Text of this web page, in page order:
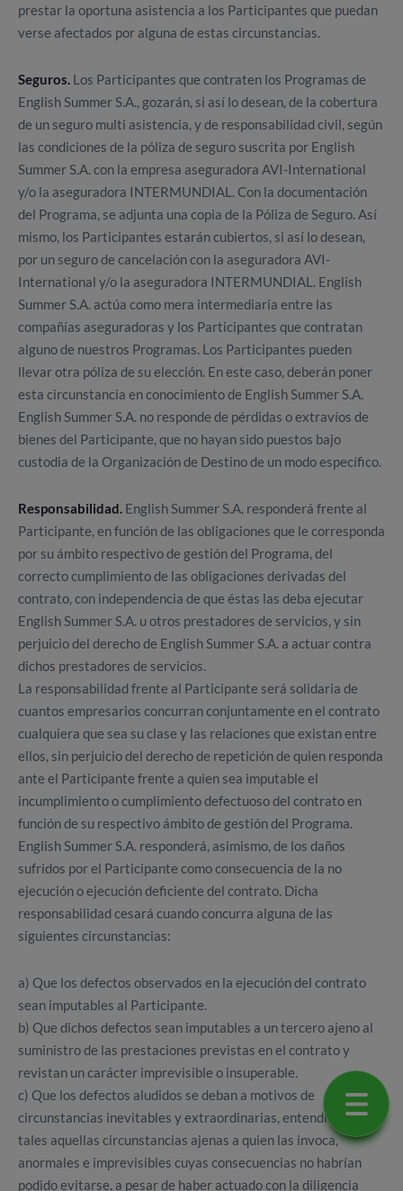
prestar la oportuna asistencia a los Participantes que puedan
verse afectados por alguna de estas circunstancias.
Seguros. Los Participantes que contraten los Programas de
English Summer S.A., gozarán, si así lo desean, de la cobertura
de un seguro multi asistencia, y de responsabilidad civil, según
las condiciones de la póliza de seguro suscrita por English
Summer S.A. con la empresa aseguradora AVI-International
y/o la aseguradora INTERMUNDIAL. Con la documentación
del Programa, se adjunta una copia de la Póliza de Seguro. Así
mismo, los Participantes estarán cubiertos, si así lo desean,
por un seguro de cancelación con la aseguradora AVI-
International y/o la aseguradora INTERMUNDIAL. English
Summer S.A. actúa como mera intermediaria entre las
compañías aseguradoras y los Participantes que contratan
alguno de nuestros Programas. Los Participantes pueden
llevar otra póliza de su elección. En este caso, deberán poner
esta circunstancia en conocimiento de English Summer S.A.
English Summer S.A. no responde de pérdidas o extravíos de
bienes del Participante, que no hayan sido puestos bajo
custodia de la Organización de Destino de un modo específico.
Responsabilidad. English Summer S.A. responderá frente al
Participante, en función de las obligaciones que le corresponda
por su ámbito respectivo de gestión del Programa, del
correcto cumplimiento de las obligaciones derivadas del
contrato, con independencia de que éstas las deba ejecutar
English Summer S.A. u otros prestadores de servicios, y sin
perjuicio del derecho de English Summer S.A. a actuar contra
dichos prestadores de servicios.
La responsabilidad frente al Participante será solidaria de
cuantos empresarios concurran conjuntamente en el contrato
cualquiera que sea su clase y las relaciones que existan entre
ellos, sin perjuicio del derecho de repetición de quien responda
ante el Participante frente a quien sea imputable el
incumplimiento o cumplimiento defectuoso del contrato en
función de su respectivo ámbito de gestión del Programa.
English Summer S.A. responderá, asimismo, de los daños
sufridos por el Participante como consecuencia de la no
ejecución o ejecución deficiente del contrato. Dicha
responsabilidad cesará cuando concurra alguna de las
siguientes circunstancias:
a) Que los defectos observados en la ejecución del contrato
sean imputables al Participante.
b) Que dichos defectos sean imputables a un tercero ajeno al
suministro de las prestaciones previstas en el contrato y
revistan un carácter imprevisible o insuperable.
c) Que los defectos aludidos se deban a motivos de
circunstancias inevitables y extraordinarias, entendiendo por
tales aquellas circunstancias ajenas a quien las invoca,
anormales e imprevisibles cuyas consecuencias no habrían
podido evitarse, a pesar de haber actuado con la diligencia